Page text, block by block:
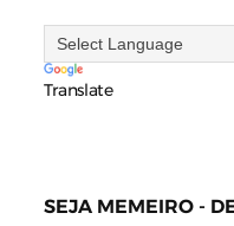
Translate
SEJA MEMEIRO -